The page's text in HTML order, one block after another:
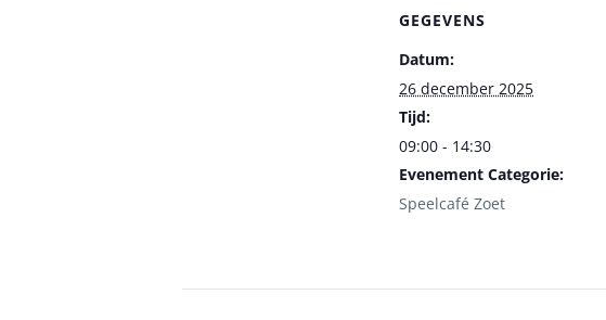
GEGEVENS
Datum:
26 december 2025
Tijd:
09:00 - 14:30
Evenement Categorie:
Speelcafé Zoet